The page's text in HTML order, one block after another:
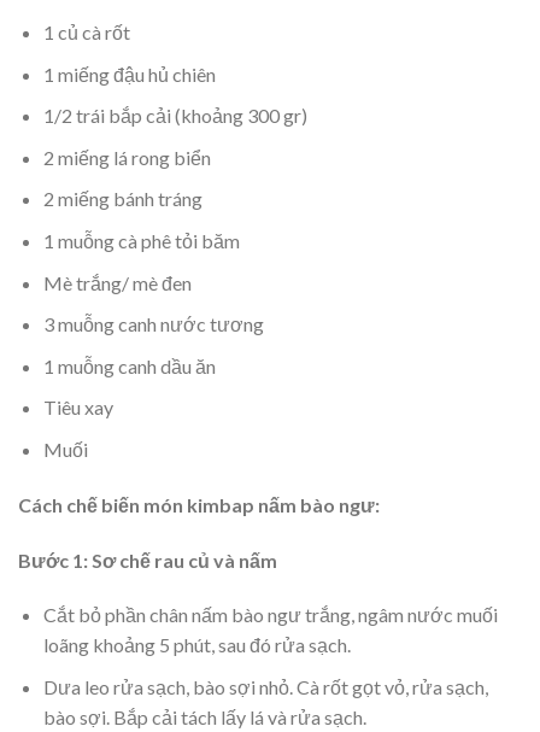
1 củ cà rốt
1 miếng đậu hủ chiên
1/2 trái bắp cải (khoảng 300 gr)
2 miếng lá rong biển
2 miếng bánh tráng
1 muỗng cà phê tỏi băm
Mè trắng/ mè đen
3 muỗng canh nước tương
1 muỗng canh dầu ăn
Tiêu xay
Muối
Cách chế biến món kimbap nấm bào ngư:
Bước 1: Sơ chế rau củ và nấm
Cắt bỏ phần chân nấm bào ngư trắng, ngâm nước muối
loãng khoảng 5 phút, sau đó rửa sạch.
Dưa leo rửa sạch, bào sợi nhỏ. Cà rốt gọt vỏ, rửa sạch,
bào sợi. Bắp cải tách lấy lá và rửa sạch.